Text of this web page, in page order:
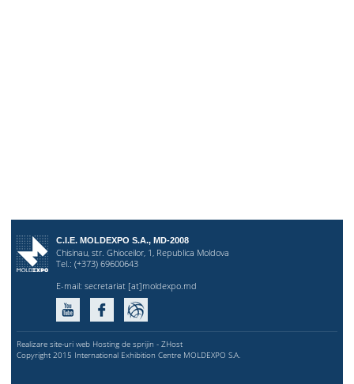
C.I.E. MOLDEXPO S.A., MD-2008
Chisinau, str. Ghioceilor, 1, Republica Moldova
Tel.: (+373) 69600643
E-mail: secretariat [at]moldexpo.md
Realizare site-uri web Hosting de sprijin - ZHost
Copyright 2015 International Exhibition Centre MOLDEXPO S.A.